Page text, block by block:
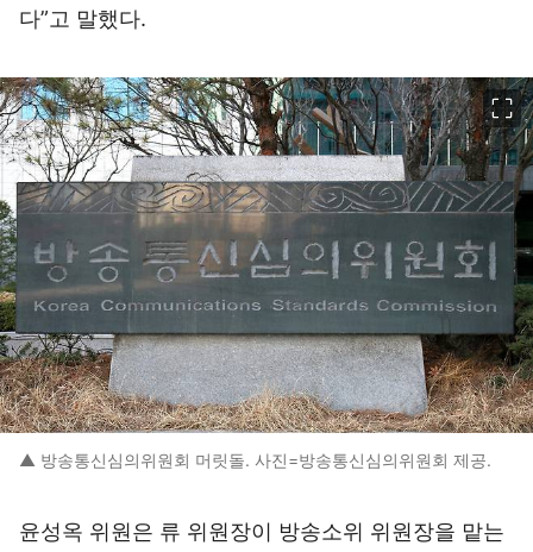
다”고 말했다.
▲ 방송통신심의위원회 머릿돌. 사진=방송통신심의위원회 제공.
윤성옥 위원은 류 위원장이 방송소위 위원장을 맡는